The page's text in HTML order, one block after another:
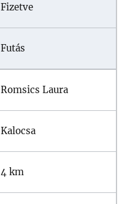
Fizetve
Futás
Romsics Laura
Kalocsa
4 km